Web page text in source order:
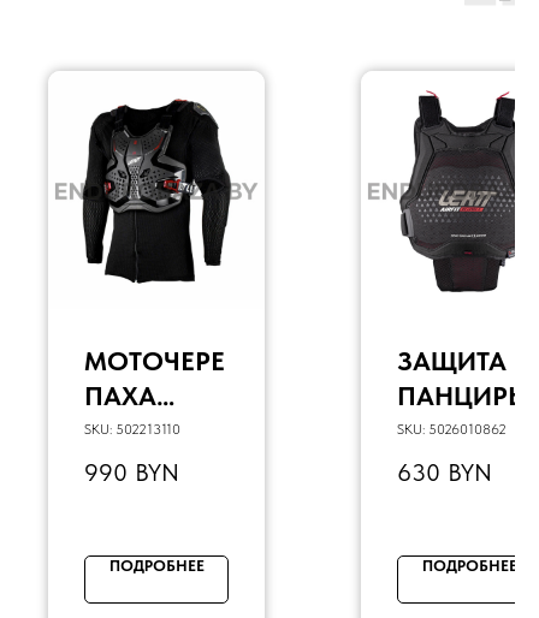
МОТОЧЕРЕ
ПАХА
LEATT
BODY
(GRAPHEN
E, L, 172-
SKU: 502213110
990 BYN
ПОДРОБНЕЕ
ЗАЩИТА
ПАНЦИРЬ
LEATT
CHEST
AIRFIT EVO
(BLACK,
SKU: 5026010862
630 BYN
ПОДРОБНЕЕ